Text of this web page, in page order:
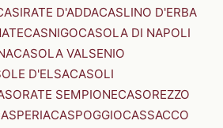
D'ADDACASLINO D'ERBA
CASNIGOCASOLA DI NAPOLI
CASOLA VALSENIO
D'ELSACASOLI
SEMPIONECASOREZZO
CASPOGGIOCASSACCO